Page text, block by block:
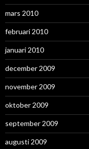
mars 2010
februari 2010
januari 2010
december 2009
november 2009
oktober 2009
september 2009
augusti 2009